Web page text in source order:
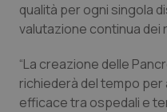
qualità per ogni singola
valutazione continua dei
“La creazione delle
richiederà del tempo
efficace tra ospedali e